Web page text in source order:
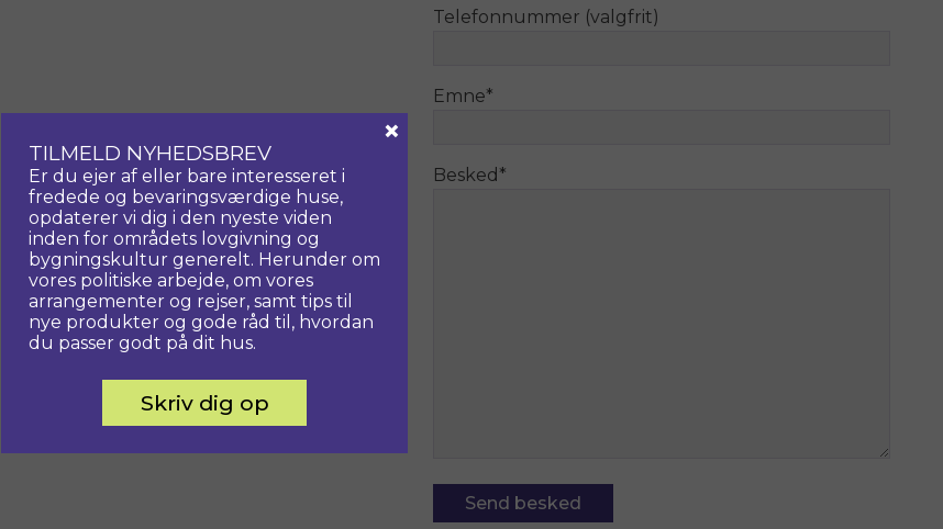
Telefonnummer (valgfrit)
Emne*
Besked *
TILMELD NYHEDSBREV
Er du ejer af eller bare interesseret i
fredede og bevaringsværdige huse,
opdaterer vi dig i den nyeste viden
inden for områdets lovgivning og
bygningskultur generelt. Herunder om
vores politiske arbejde, om vores
arrangementer og rejser, samt tips til
nye produkter og gode råd til, hvordan
du passer godt på dit hus.
Skriv dig op
×